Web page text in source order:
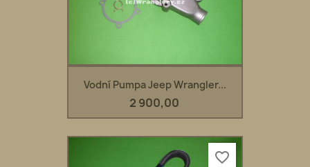
Vodní Pumpa Jeep Wrangler...
2 900,00
favorite_border